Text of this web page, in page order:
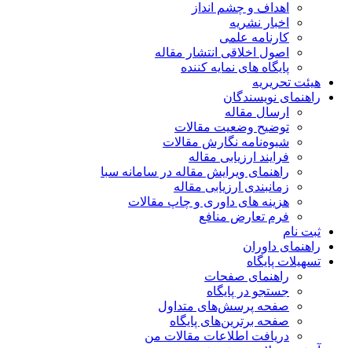
اهداف و چشم انداز
اخبار نشریه
کارنامه علمی
اصول اخلاقی انتشار مقاله
پایگاه های نمایه کننده
هیئت تحریریه
راهنمای نویسندگان
ارسال مقاله
توضیح وضعیت مقالات
شیوه‌نامه نگارش مقالات
فرایند ارزیابی مقاله
راهنمای ویرایش مقاله در سامانه سبا
زمانبندی ارزیابی مقاله
هزینه های داوری و چاپ مقالات
فرم تعارض منافع
ثبت نام
راهنمای داوران
تسهیلات پایگاه
راهنمای صفحات
جستجو در پایگاه
صفحه پرسش‌های متداول
صفحه برترین‌های پایگاه
دریافت اطلاعات مقالات من